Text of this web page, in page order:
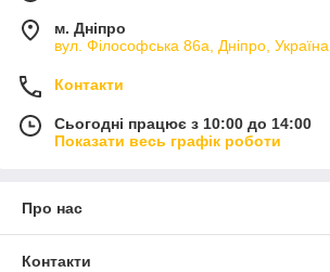
м. Дніпро
вул. Філософська 86а, Дніпро, Україна
Контакти
Сьогодні працює з 10:00 до 14:00
Показати весь графік роботи
Про нас
Контакти